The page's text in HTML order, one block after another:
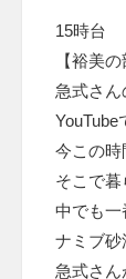
15時台
【裕美の
急式さん
今この時
そこで暮
中でも一
ナミブ砂
急式さん